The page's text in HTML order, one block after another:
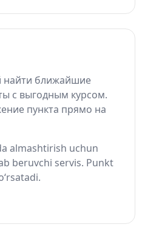
ближайшие
с выгодным курсом.
пункта прямо на
almashtirish uchun
beruvchi servis. Punkt